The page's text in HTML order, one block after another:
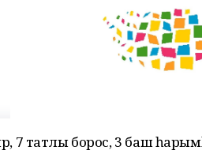
7 татлы борос, 3 баш